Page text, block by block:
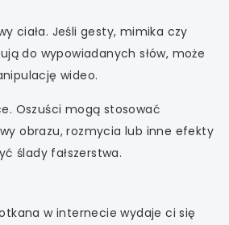
ciała. Jeśli gesty, mimika czy
do wypowiadanych słów, może
wideo.
Oszuści mogą stosować
obrazu, rozmycia lub inne efekty
ślady fałszerstwa.
w internecie wydaje ci się